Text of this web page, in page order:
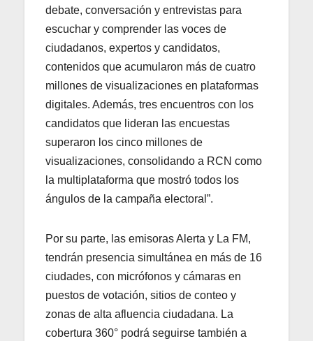
debate, conversación y entrevistas para
escuchar y comprender las voces de
ciudadanos, expertos y candidatos,
contenidos que acumularon más de cuatro
millones de visualizaciones en plataformas
digitales. Además, tres encuentros con los
candidatos que lideran las encuestas
superaron los cinco millones de
visualizaciones, consolidando a RCN como
la multiplataforma que mostró todos los
ángulos de la campaña electoral”.
Por su parte, las emisoras Alerta y La FM,
tendrán presencia simultánea en más de 16
ciudades, con micrófonos y cámaras en
puestos de votación, sitios de conteo y
zonas de alta afluencia ciudadana. La
cobertura 360° podrá seguirse también a